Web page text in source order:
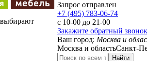
выбирают
Запрос отправлен
+7 (495) 783-06-74
с 10-00 до 21-00
Закажите обратный звонок
Ваш город: Москва и
Москва и областьСанкт-
Найти